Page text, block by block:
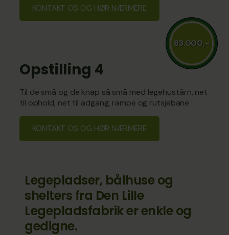
KONTAKT OS OG HØR NÆRMERE
83.000,-
Opstilling 4
Til de små og de knap så små med legehustårn, net
til ophold, net til adgang, rampe og rutsjebane
KONTAKT OS OG HØR NÆRMERE
Legepladser, bålhuse og
shelters fra Den Lille
Legepladsfabrik er enkle og
gedigne.